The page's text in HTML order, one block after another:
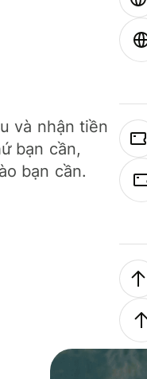
và nhận tiền
bạn cần,
bạn cần.